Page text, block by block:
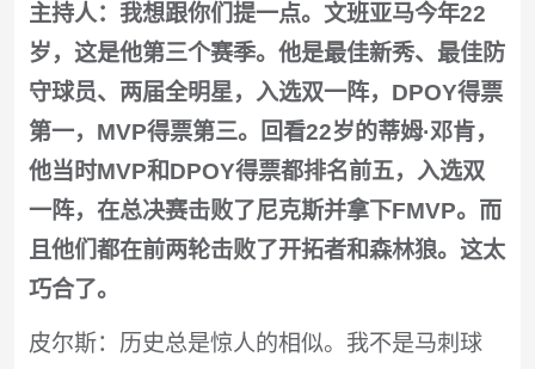
主持人：我想跟你们提一点。文班亚马今年22
岁，这是他第三个赛季。他是最佳新秀、最佳防
守球员、两届全明星，入选双一阵，DPOY得票
第一，MVP得票第三。回看22岁的蒂姆·邓肯，
他当时MVP和DPOY得票都排名前五，入选双
一阵，在总决赛击败了尼克斯并拿下FMVP。而
且他们都在前两轮击败了开拓者和森林狼。这太
巧合了。
皮尔斯：历史总是惊人的相似。我不是马刺球